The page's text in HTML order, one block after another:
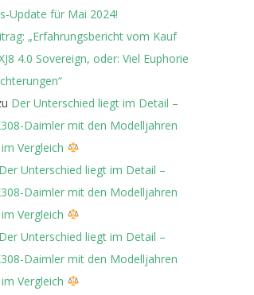
Update für Mai 2024!
„Erfahrungsbericht vom Kauf
4.0 Sovereign, oder: Viel Euphorie
Der Unterschied liegt im Detail –
Daimler mit den Modelljahren
Vergleich
Der Unterschied liegt im Detail –
Daimler mit den Modelljahren
Vergleich
Der Unterschied liegt im Detail –
Daimler mit den Modelljahren
Vergleich